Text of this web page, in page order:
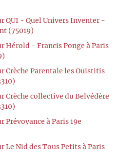
QUI - Quel Univers Inventer -
(75019)
Hérold - Francis Ponge à Paris
Crèche Parentale les Ouistitis
Crèche collective du Belvédère
à Paris 19e
Nid des Tous Petits à Paris